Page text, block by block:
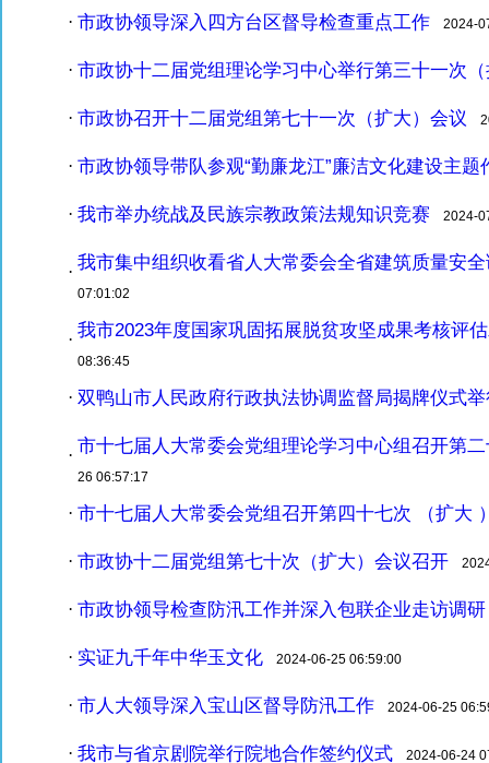
· 市政协领导深入四方台区督导检查重点工作 2024-
· 市政协十二届党组理论学习中心举行第三十一次
· 市政协召开十二届党组第七十一次（扩大）会议
· 市政协领导带队参观“勤廉龙江”廉洁文化建设主题
· 我市举办统战及民族宗教政策法规知识竞赛 2024-
· 我市集中组织收看省人大常委会全省建筑质量安
07:01:02
· 我市2023年度国家巩固拓展脱贫攻坚成果考核评
08:36:45
· 双鸭山市人民政府行政执法协调监督局揭牌仪式
· 市十七届人大常委会党组理论学习中心组召开第
26 06:57:17
· 市十七届人大常委会党组召开第四十七次 （扩大
· 市政协十二届党组第七十次（扩大）会议召开
· 市政协领导检查防汛工作并深入包联企业走访调研
· 实证九千年中华玉文化 2024-06-25 06:59:00
· 市人大领导深入宝山区督导防汛工作 2024-06-25
· 我市与省京剧院举行院地合作签约仪式 2024-06-24